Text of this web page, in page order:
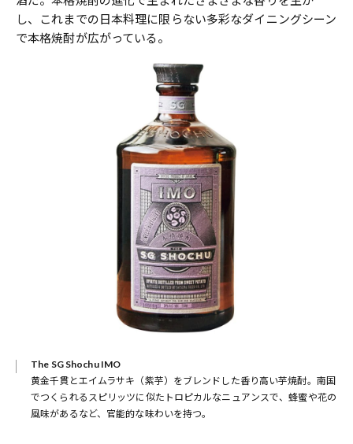
し、これまでの日本料理に限らない多彩なダイニングシーン
で本格焼酎が広がっている。
The SG Shochu IMO
黄金千貫とエイムラサキ（紫芋）をブレンドした香り高い芋焼酎。南国
でつくられるスピリッツに似たトロピカルなニュアンスで、蜂蜜や花の
風味があるなど、官能的な味わいを持つ。